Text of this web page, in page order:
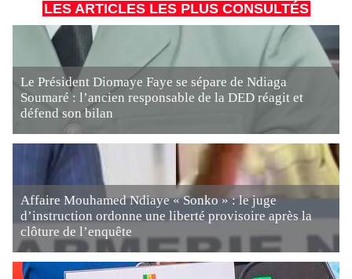
LES ARTICLES LES PLUS CONSULTÉS
Le Président Diomaye Faye se sépare de Ndiaga
Soumaré : l’ancien responsable de la DED réagit et
défend son bilan
Affaire Mouhamed Ndiaye « Sonko » : le juge
d’instruction ordonne une liberté provisoire après la
clôture de l’enquête